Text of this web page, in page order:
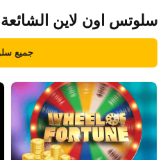
سلوتس اون لاين الشائعة
جميع